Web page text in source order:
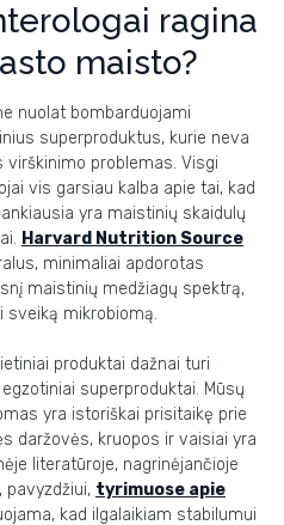
ragina
maisto?
nuolat bombarduojami
superproduktus, kurie neva
problemas. Visgi
vis garsiau kalba apie tai, kad
yra maistinių skaidulų
Harvard Nutrition Source
minimaliai apdorotas
maistinių medžiagų spektrą,
sveiką mikrobiomą.
produktai dažnai turi
superproduktai. Mūsų
yra istoriškai prisitaikę prie
daržovės, kruopos ir vaisiai yra
literatūroje, nagrinėjančioje
pavyzdžiui, tyrimuose apie
kad ilgalaikiam stabilumui